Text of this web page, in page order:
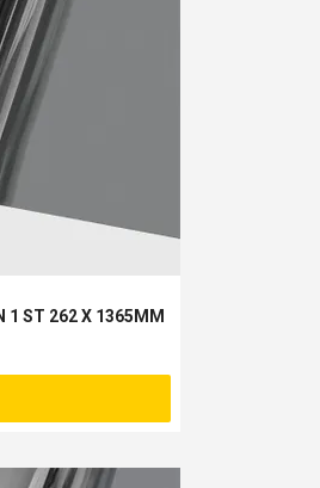
1 ST 262 X 1365MM